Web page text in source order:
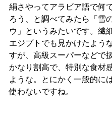
絹さやってアラビア語で何
ろう、と調べてみたら「雪
ウ」というみたいです。繊
エジプトでも見かけたよう
すが、高級スーパーなどで
かなり割高で、特別な食材
ような。とにかく一般的に
使わないですね。